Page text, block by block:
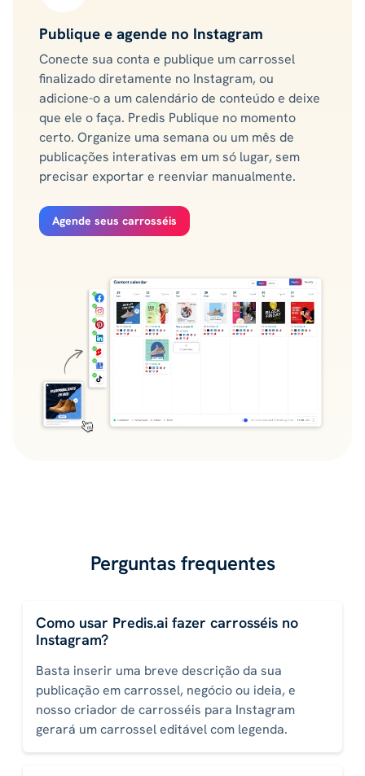
Publique e agende no Instagram
Conecte sua conta e publique um carrossel
finalizado diretamente no Instagram, ou
adicione-o a um calendário de conteúdo e deixe
que ele o faça. Predis Publique no momento
certo. Organize uma semana ou um mês de
publicações interativas em um só lugar, sem
precisar exportar e reenviar manualmente.
Agende seus carrosséis
Perguntas frequentes
Como usar Predis.ai fazer carrosséis no
Instagram?
Basta inserir uma breve descrição da sua
publicação em carrossel, negócio ou ideia, e
nosso criador de carrosséis para Instagram
gerará um carrossel editável com legenda.